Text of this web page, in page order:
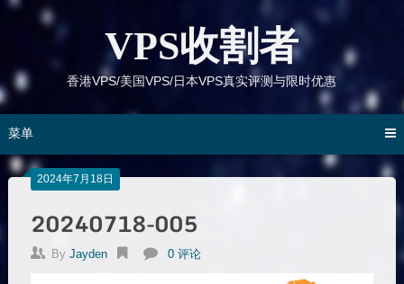
跳
VPS收割者
香港VPS/美国VPS/日本VPS真实评测与限时优惠
菜单
2024年7月18日
20240718-005
By Jayden 0 评论